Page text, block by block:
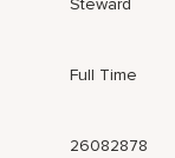
Steward
Full Time
26082878